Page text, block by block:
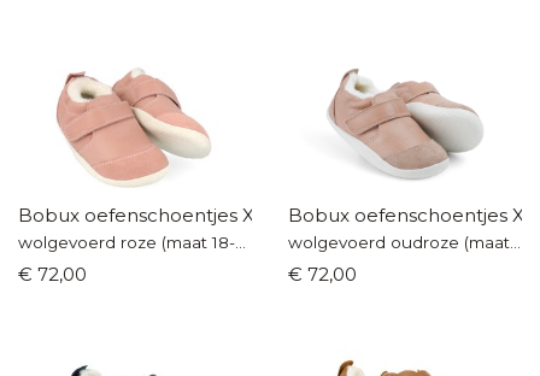
Bobux oefenschoentjes Xplorer
€ 72,00
Bobux oefenschoentjes
€ 72,00